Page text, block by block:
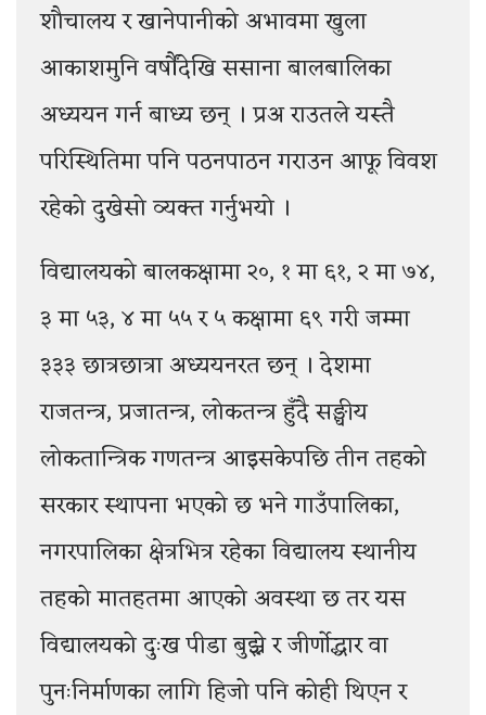
शौचालय र खानेपानीको अभावमा खुला
आकाशमुनि वर्षौंदेखि ससाना बालबालिका
अध्ययन गर्न बाध्य छन् । प्रअ राउतले यस्तै
परिस्थितिमा पनि पठनपाठन गराउन आफू विवश
रहेको दुखेसो व्यक्त गर्नुभयो ।
विद्यालयको बालकक्षामा २०, १ मा ६१, २ मा ७४,
३ मा ५३, ४ मा ५५ र ५ कक्षामा ६९ गरी जम्मा
३३३ छात्रछात्रा अध्ययनरत छन् । देशमा
राजतन्त्र, प्रजातन्त्र, लोकतन्त्र हुँदै सङ्घीय
लोकतान्त्रिक गणतन्त्र आइसकेपछि तीन तहको
सरकार स्थापना भएको छ भने गाउँपालिका,
नगरपालिका क्षेत्रभित्र रहेका विद्यालय स्थानीय
तहको मातहतमा आएको अवस्था छ तर यस
विद्यालयको दुःख पीडा बुझ्ने र जीर्णोद्धार वा
पुनःनिर्माणका लागि हिजो पनि कोही थिएन र